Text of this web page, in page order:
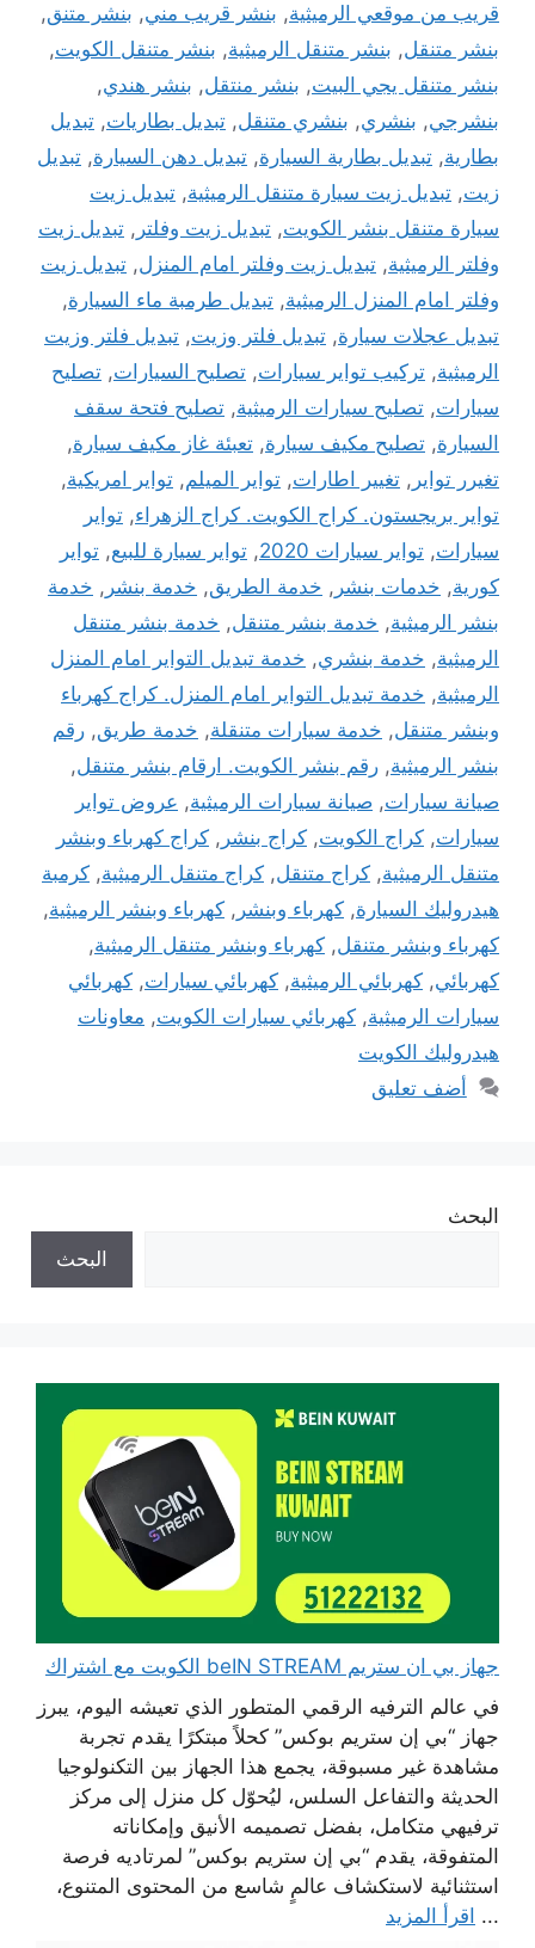
قريب من موقعي الرميثية, بنشر قريب مني, بنشر متنق,
بنشر متنقل, بنشر متنقل الرميثية, بنشر متنقل الكويت,
بنشر متنقل يجي البيت, بنشر منتقل, بنشر هندي,
بنشرجي, بنشري, بنشري متنقل, تبديل بطاريات, تبديل
بطارية, تبديل بطارية السيارة, تبديل دهن السيارة, تبديل
زيت, تبديل زيت سيارة متنقل الرميثية, تبديل زيت
سيارة متنقل بنشر الكويت, تبديل زيت وفلتر , تبديل زيت
وفلتر الرميثية, تبديل زيت وفلتر امام المنزل, تبديل زيت
وفلتر امام المنزل الرميثية, تبديل طرمبة ماء السيارة,
تبديل عجلات سيارة, تبديل فلتر وزيت, تبديل فلتر وزيت
الرميثية, تركيب تواير سيارات, تصليح السيارات, تصليح
سيارات, تصليح سيارات الرميثية, تصليح فتحة سقف
السيارة, تصليح مكيف سيارة, تعبئة غاز مكيف سيارة,
تغيرر تواير , تغيير اطارات, تواير الميلم, تواير امريكية,
تواير بريجستون. كراج الكويت. كراج الزهراء, تواير
سيارات, تواير سيارات 2020 , تواير سيارة للبيع, تواير
كورية, خدمات بنشر , خدمة الطريق, خدمة بنشر , خدمة
بنشر الرميثية, خدمة بنشر متنقل, خدمة بنشر متنقل
الرميثية, خدمة بنشري, خدمة تبديل التواير امام المنزل
الرميثية, خدمة تبديل التواير امام المنزل. كراج كهرباء
وبنشر متنقل, خدمة سيارات متنقلة, خدمة طريق, رقم
بنشر الرميثية, رقم بنشر الكويت. ارقام بنشر متنقل,
صيانة سيارات, صيانة سيارات الرميثية, عروض تواير
سيارات, كراج الكويت, كراج بنشر , كراج كهرباء وبنشر
متنقل الرميثية, كراج متنقل, كراج متنقل الرميثية, كرمبة
هيدروليك السيارة, كهرباء وبنشر , كهرباء وبنشر الرميثية,
كهرباء وبنشر متنقل, كهرباء وبنشر متنقل الرميثية,
كهربائي, كهربائي الرميثية, كهربائي سيارات, كهربائي
سيارات الرميثية, كهربائي سيارات الكويت, معاونات
هيدروليك الكويت
أضف تعليق
البحث
البحث
جهاز بي ان ستريم beIN STREAM الكويت مع اشتراك
في عالم الترفيه الرقمي المتطور الذي تعيشه اليوم، يبرز
جهاز “بي إن ستريم بوكس” كحلاً مبتكرًا يقدم تجربة
مشاهدة غير مسبوقة، يجمع هذا الجهاز بين التكنولوجيا
الحديثة والتفاعل السلس، ليُحوّل كل منزل إلى مركز
ترفيهي متكامل، بفضل تصميمه الأنيق وإمكاناته
المتفوقة، يقدم “بي إن ستريم بوكس” لمرتاديه فرصة
استثنائية لاستكشاف عالمٍ شاسع من المحتوى المتنوع،
... اقرأ المزيد